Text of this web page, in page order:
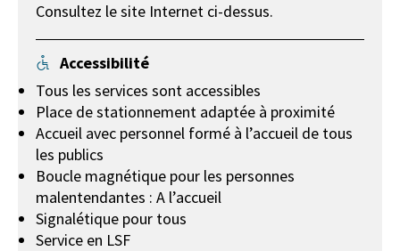
Consultez le site Internet ci-dessus.
Accessibilité
Tous les services sont accessibles
Place de stationnement adaptée à proximité
Accueil avec personnel formé à l’accueil de tous
les publics
Boucle magnétique pour les personnes
malentendantes : A l’accueil
Signalétique pour tous
Service en LSF